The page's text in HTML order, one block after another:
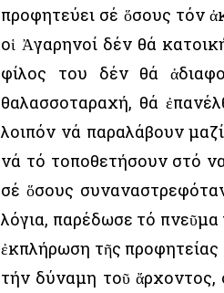
προφητεύει σέ ὅσους τόν
οἱ Ἀγαρηνοί δέν θά
φίλος του δέν θά
θαλασσοταραχή, θά
λοιπόν νά παραλάβουν
νά τό τοποθετήσουν στό
σέ ὅσους
λόγια, παρέδωσε τό
ἐκπλήρωση τῆς
τήν δύναμη τοῦ ἄρχοντος,